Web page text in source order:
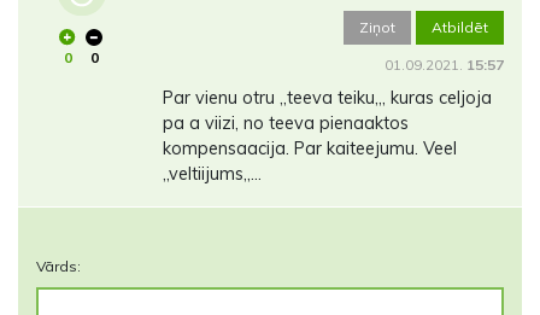
0 0
Ziņot Atbildēt
01.09.2021. 15:57
Par vienu otru ,,teeva teiku,,, kuras celjoja
pa a viizi, no teeva pienaaktos
kompensaacija. Par kaiteejumu. Veel
,,veltiijums,,...
Vārds: